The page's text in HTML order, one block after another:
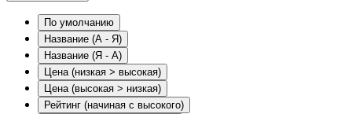
По умолчанию
Название (А - Я)
Название (Я - А)
Цена (низкая > высокая)
Цена (высокая > низкая)
Рейтинг (начиная с высокого)